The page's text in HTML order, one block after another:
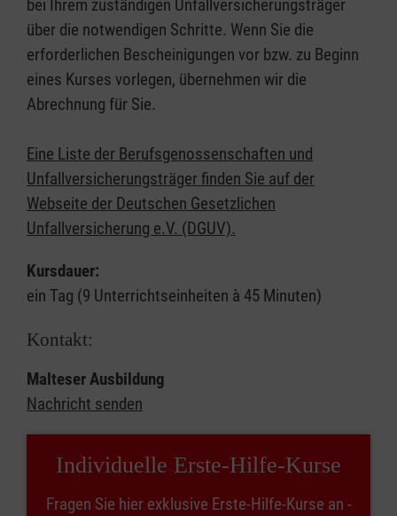
bei Ihrem zuständigen Unfallversicherungsträger
über die notwendigen Schritte. Wenn Sie die
erforderlichen Bescheinigungen vor bzw. zu Beginn
eines Kurses vorlegen, übernehmen wir die
Abrechnung für Sie.
Eine Liste der Berufsgenossenschaften und
Unfallversicherungsträger finden Sie auf der
Webseite der Deutschen Gesetzlichen
Unfallversicherung e.V. (DGUV).
Kursdauer:
ein Tag (9 Unterrichtseinheiten à 45 Minuten)
Kontakt:
Malteser Ausbildung
Nachricht senden
Individuelle Erste-Hilfe-Kurse
Fragen Sie hier exklusive Erste-Hilfe-Kurse an -